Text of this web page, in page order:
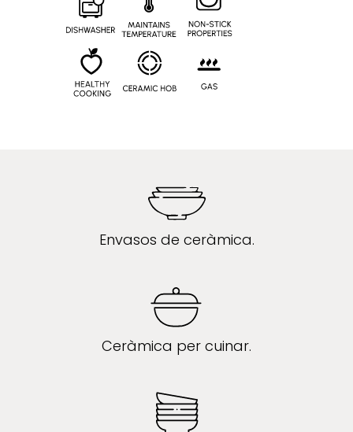
Envasos de ceràmica.
Ceràmica per cuinar.